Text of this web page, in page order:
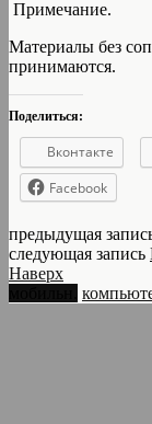
Примечание.
Материалы без
принимаются.
Поделиться:
Вконтакте
Facebook
предыдущая
следующая запись
Наверх